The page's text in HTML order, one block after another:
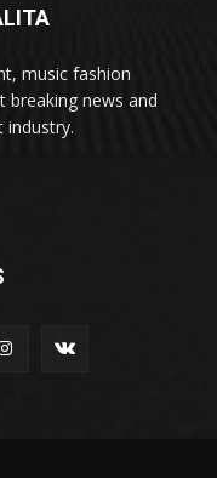
music fashion
breaking news and